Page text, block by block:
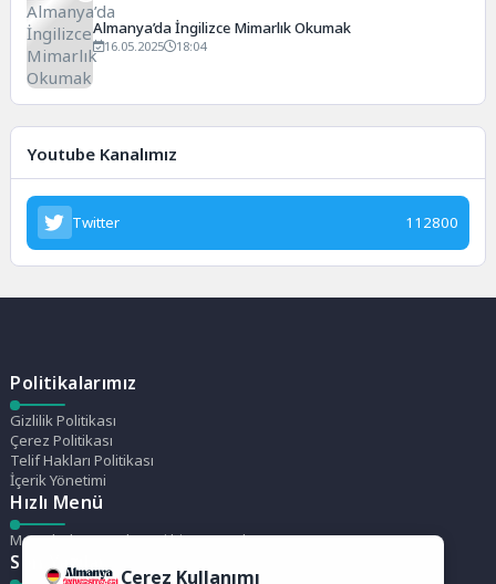
Almanya’da İngilizce Mimarlık Okumak
16.05.2025 18:04
Youtube Kanalımız
Twitter 112800
Politikalarımız
Gizlilik Politikası
Çerez Politikası
Telif Hakları Politikası
İçerik Yönetimi
Hızlı Menü
Menü bulunamadı. Yeni bir menü oluştur.
Son Yazılar
Çerez Kullanımı